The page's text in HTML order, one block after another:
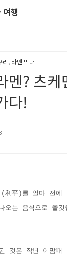
여행
, 라멘 먹다
멘? 츠케
다!
(利平)를 얼마 전에
오는 음식으로 쫄
것은 작년 이맘때